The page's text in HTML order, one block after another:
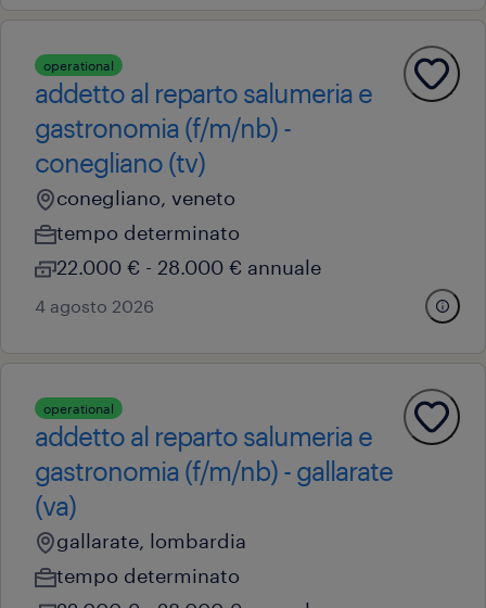
operational
addetto al reparto salumeria e
gastronomia (f/m/nb) -
conegliano (tv)
conegliano, veneto
tempo determinato
22.000 € - 28.000 € annuale
4 agosto 2026
operational
addetto al reparto salumeria e
gastronomia (f/m/nb) - gallarate
(va)
gallarate, lombardia
tempo determinato